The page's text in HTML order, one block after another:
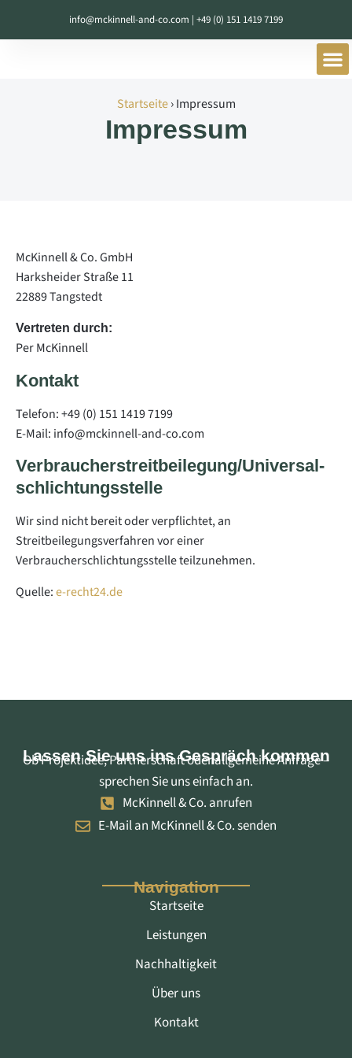
info@mckinnell-and-co.com | +49 (0) 151 1419 7199
Startseite›Impressum
Impressum
McKinnell & Co. GmbH
Harksheider Straße 11
22889 Tangstedt
Vertreten durch:
Per McKinnell
Kontakt
Telefon: +49 (0) 151 1419 7199
E-Mail: info@mckinnell-and-co.com
Verbraucher­streit­beilegung/Universal­
schlichtungs­stelle
Wir sind nicht bereit oder verpflichtet, an
Streitbeilegungsverfahren vor einer
Verbraucherschlichtungsstelle teilzunehmen.
Quelle:e-recht24.de
Lassen Sie uns ins Gespräch kommen
Ob Projektidee, Partnerschaft oder allgemeine Anfrage –
sprechen Sie uns einfach an.
McKinnell & Co. anrufen
E-Mail an McKinnell & Co. senden
Navigation
Startseite
Leistungen
Nachhaltigkeit
Über uns
Kontakt